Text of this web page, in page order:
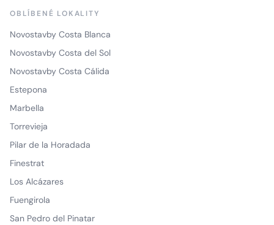
OBLÍBENÉ LOKALITY
Novostavby Costa Blanca
Novostavby Costa del Sol
Novostavby Costa Cálida
Estepona
Marbella
Torrevieja
Pilar de la Horadada
Finestrat
Los Alcázares
Fuengirola
San Pedro del Pinatar